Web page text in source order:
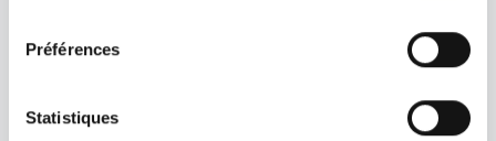
Préférences
Statistiques